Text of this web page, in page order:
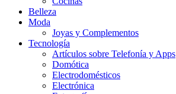
Belleza
Moda
Joyas y Complementos
Tecnología
Artículos sobre Telefonía y Apps
Domótica
Electrodomésticos
Electrónica